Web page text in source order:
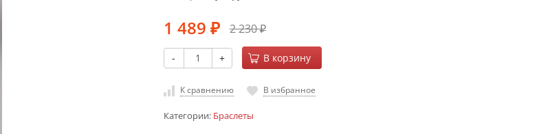
1 489 ₽ 2 230₽
- + В корзину
К сравнению В избранное
Категории: Браслеты